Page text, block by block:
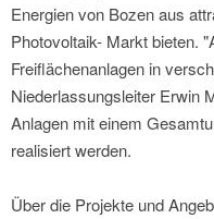
Energien von Bozen aus
Photovoltaik- Markt bieten.
Freiflächenanlagen in
Niederlassungsleiter Erwin
Anlagen mit einem
realisiert werden.
Über die Projekte und